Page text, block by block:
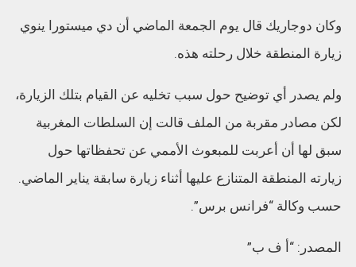
وكان دوجاريك قال يوم الجمعة الماضي أن دي ميستورا ينوي
زيارة المنطقة خلال رحلته هذه.
ولم يصدر أي توضيح حول سبب تخليه عن القيام بتلك الزيارة،
لكن مصادر مقربة من الملف قالت إن السلطات المغربية
سبق لها أن أعربت للمبعوث الأممي عن تحفظاتها حول
زيارته المنطقة المتنازع عليها أثناء زيارة سابقة يناير الماضي.
حسب وكالة “فرانس برس”.
المصدر: “أ ف ب”